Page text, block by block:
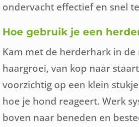
ondervacht effectief en snel
Hoe gebruik je een
Kam met de herderhark in de
haargroei, van kop naar
voorzichtig op een klein
hoe je hond reageert. Werk
boven naar beneden en